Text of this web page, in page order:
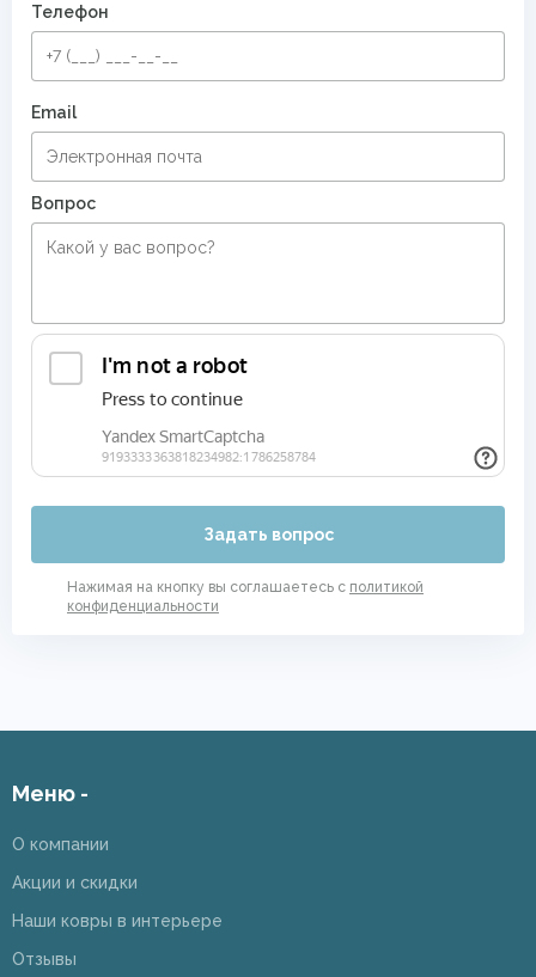
Восточные ковры
Телефон
Email
Вопрос
Задать вопрос
Нажимая на кнопку вы соглашаетесь с политикой
конфиденциальности
Меню -
О компании
Акции и скидки
Наши ковры в интерьере
Отзывы